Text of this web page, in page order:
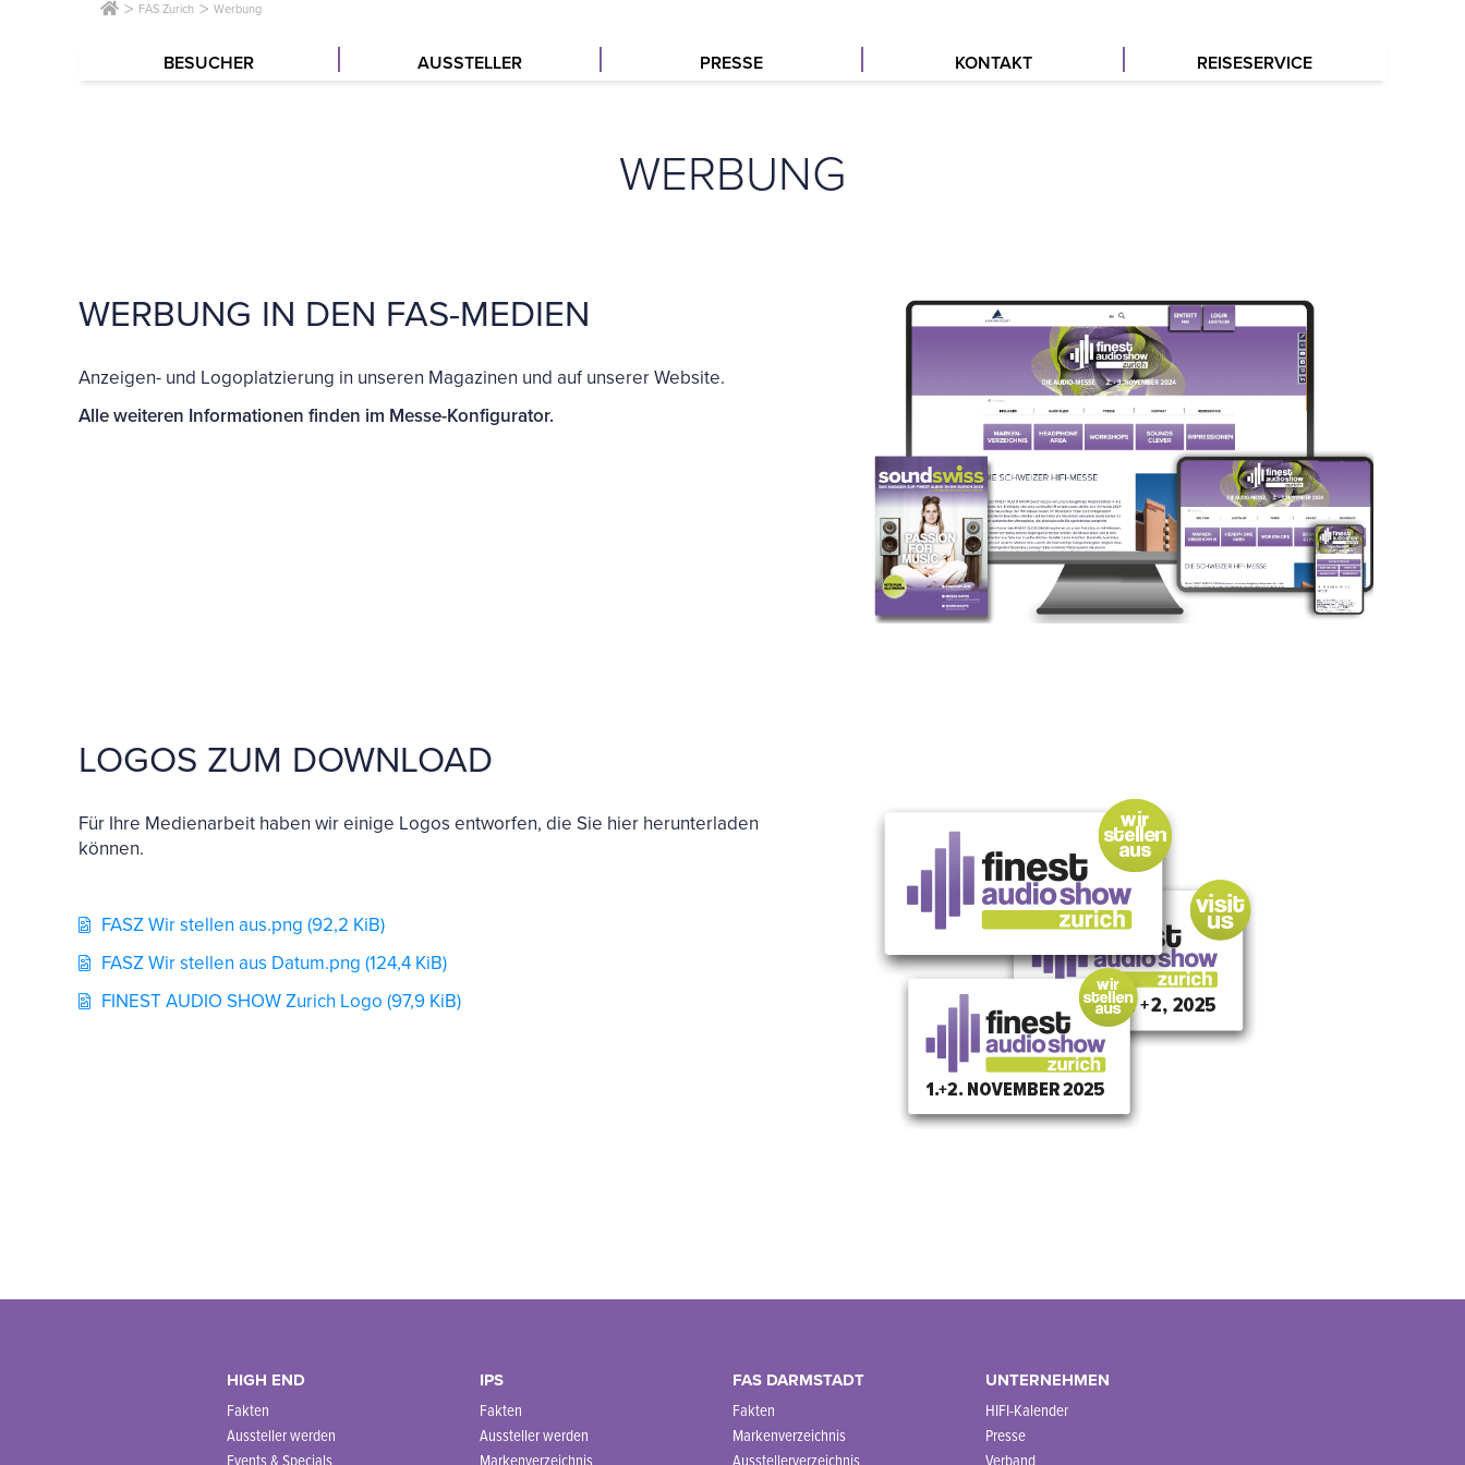
FAS Zurich Werbung
BESUCHER AUSSTELLER PRESSE KONTAKT REISESERVICE
WERBUNG
WERBUNG IN DEN FAS-MEDIEN
Anzeigen- und Logoplatzierung in unseren Magazinen und auf unserer Website.
Alle weiteren Informationen finden im Messe-Konfigurator.
LOGOS ZUM DOWNLOAD
Für Ihre Medienarbeit haben wir einige Logos entworfen, die Sie hier herunterladen
können.
FASZ Wir stellen aus.png (92,2 KiB)
FASZ Wir stellen aus Datum.png (124,4 KiB)
FINEST AUDIO SHOW Zurich Logo (97,9 KiB)
HIGH END
Fakten
Aussteller werden
Events & Specials
IPS
Fakten
Aussteller werden
Markenverzeichnis
FAS DARMSTADT
Fakten
Markenverzeichnis
Ausstellerverzeichnis
UNTERNEHMEN
HIFI-Kalender
Presse
Verband